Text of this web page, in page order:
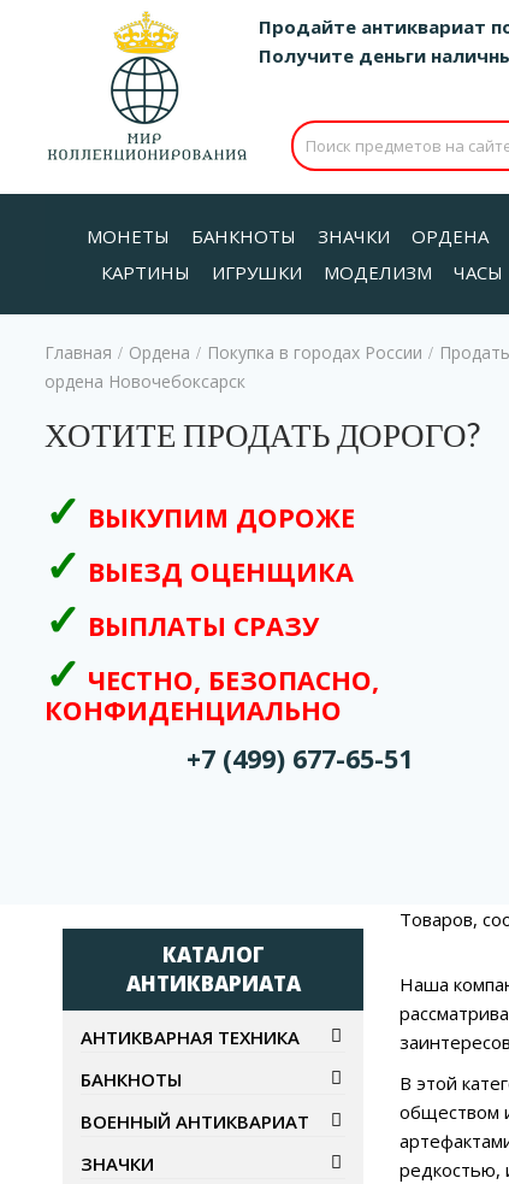
Продайте антиквариат
Получите деньги
МОНЕТЫ БАНКНОТЫ ЗНАЧКИ ОРДЕНА
КАРТИНЫ
ИГРУШКИ МОДЕЛИЗМ ЧАСЫ
Главная / Ордена / Покупка в городах России / Продать
ордена Новочебоксарск
ХОТИТЕ ПРОДАТЬ ДОРОГО?
ВЫКУПИМ ДОРОЖЕ
ВЫЕЗД ОЦЕНЩИКА
ВЫПЛАТЫ СРАЗУ
ЧЕСТНО, БЕЗОПАСНО,
КОНФИДЕНЦИАЛЬНО
+7 (499) 677-65-51
Товаров,
Наша
В этой
обществом
редкостью,
КАТАЛОГ
АНТИКВАРИАТА
АНТИКВАРНАЯ ТЕХНИКА
БАНКНОТЫ
ВОЕННЫЙ АНТИКВАРИАТ
ЗНАЧКИ